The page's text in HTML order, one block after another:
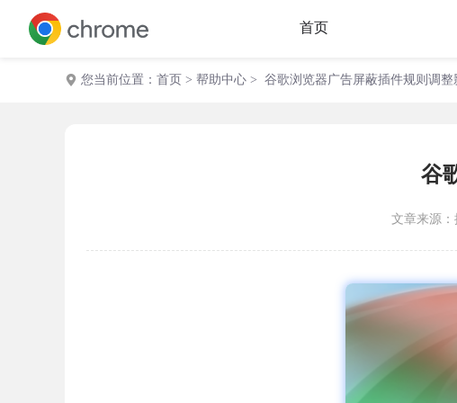
首页
您当前位置： 首页 > 帮助中心 > 谷歌浏览器广告屏蔽插件规则调整
谷
文章来源：